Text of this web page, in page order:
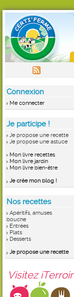
Connexion
Me connecter
Je participe !
Je propose une recette
Je propose une astuce
Mon livre recettes
Mon livre jardin
Mon livre bien-être
Je crée mon blog !
Nos recettes
Apéritifs, amuses
bouche
Entrées
Plats
Desserts
Je propose une recette
Visitez iTerroir